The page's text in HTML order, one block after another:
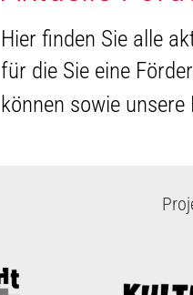
Hier finden Sie alle
für die Sie eine
können sowie